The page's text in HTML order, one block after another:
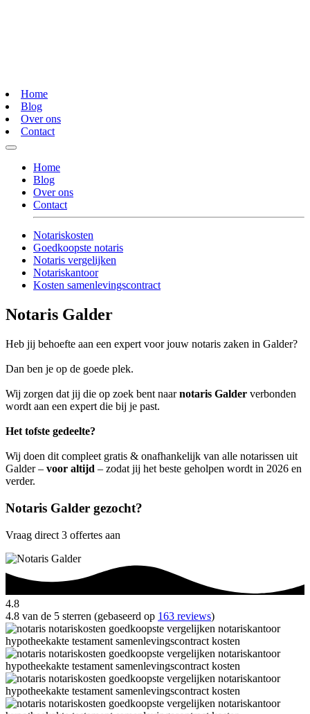
Home
Blog
Over ons
Contact
Home
Blog
Over ons
Contact
Notariskosten
Goedkoopste notaris
Notaris vergelijken
Notariskantoor
Kosten samenlevingscontract
Notaris Galder
Heb jij behoefte aan een expert voor jouw notaris zaken in Galder?
Dan ben je op de goede plek.
Wij zorgen dat jij die op zoek bent naarnotaris Galder verbonden
wordt aan een expert die bij je past.
Het tofste gedeelte?
Wij doen dit compleet gratis & onafhankelijk van alle notarissen uit
Galder – voor altijd – zodat jij het beste geholpen wordt in 2026 en
verder.
Notaris Galder gezocht?
Vraag direct 3 offertes aan
4.8
4.8 van de 5 sterren (gebaseerd op 163 reviews)